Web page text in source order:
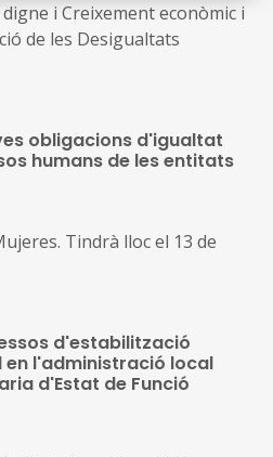
i Creixement econòmic i
de les Desigualtats
amb la titulació o
paradoxal (a més d’injust i
en atur que podrien
però que no hi poden
requisits formals
obligacions d'igualtat
humans de les entitats
Tindrà lloc el 13 de
d'estabilització
l'administració local
d'Estat de Funció